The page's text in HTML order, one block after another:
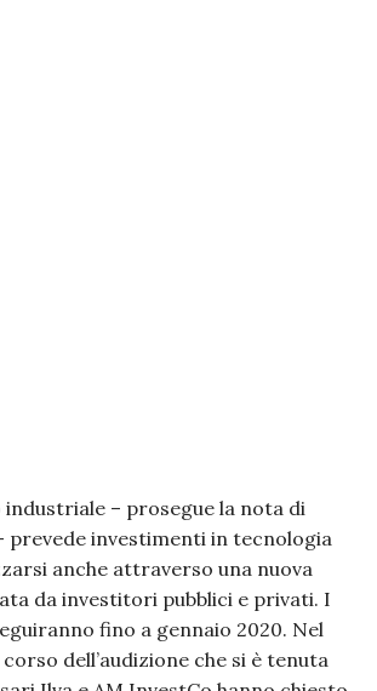
industriale – prosegue la nota di
investimenti in tecnologia
anche attraverso una nuova
da investitori pubblici e privati. I
fino a gennaio 2020. Nel
dell’audizione che si è tenuta